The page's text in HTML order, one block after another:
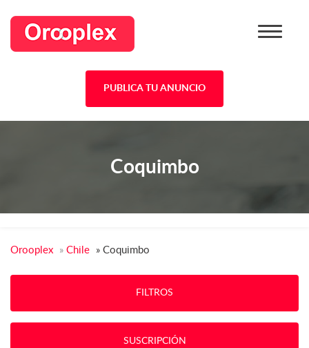
PUBLICA TU ANUNCIO
Coquimbo
Orooplex » Chile » Coquimbo
FILTROS
SUSCRIPCIÓN